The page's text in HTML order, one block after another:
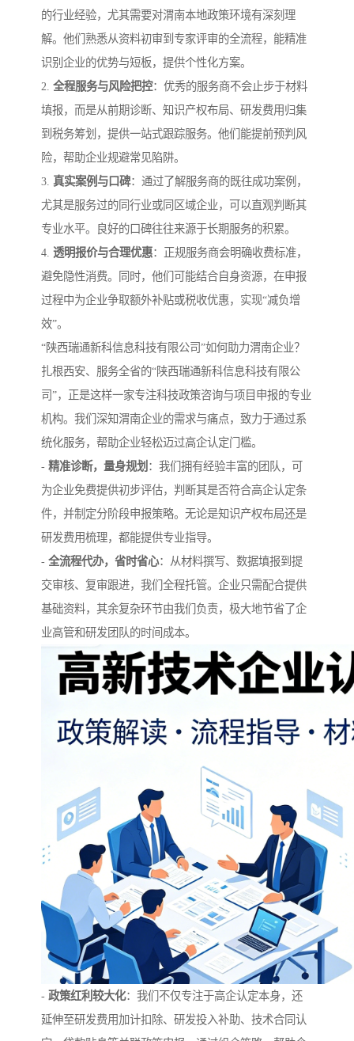
的行业经验，尤其需要对渭南本地政策环境有深刻理
解。他们熟悉从资料初审到专家评审的全流程，能精准
识别企业的优势与短板，提供个性化方案。
2. 全程服务与风险把控：优秀的服务商不会止步于材料
填报，而是从前期诊断、知识产权布局、研发费用归集
到税务筹划，提供一站式跟踪服务。他们能提前预判风
险，帮助企业规避常见陷阱。
3. 真实案例与口碑：通过了解服务商的既往成功案例，
尤其是服务过的同行业或同区域企业，可以直观判断其
专业水平。良好的口碑往往来源于长期服务的积累。
4. 透明报价与合理优惠：正规服务商会明确收费标准，
避免隐性消费。同时，他们可能结合自身资源，在申报
过程中为企业争取额外补贴或税收优惠，实现“减负增
效”。
“陕西瑞通新科信息科技有限公司”如何助力渭南企业？
扎根西安、服务全省的“陕西瑞通新科信息科技有限公
司”，正是这样一家专注科技政策咨询与项目申报的专业
机构。我们深知渭南企业的需求与痛点，致力于通过系
统化服务，帮助企业轻松迈过高企认定门槛。
- 精准诊断，量身规划 ：我们拥有经验丰富的团队，可
为企业免费提供初步评估，判断其是否符合高企认定条
件，并制定分阶段申报策略。无论是知识产权布局还是
研发费用梳理，都能提供专业指导。
- 全流程代办，省时省心：从材料撰写、数据填报到提
交审核、复审跟进，我们全程托管。企业只需配合提供
基础资料，其余复杂环节由我们负责，极大地节省了企
业高管和研发团队的时间成本。
- 政策红利较大化：我们不仅专注于高企认定本身，还
延伸至研发费用加计扣除、研发投入补助、技术合同认